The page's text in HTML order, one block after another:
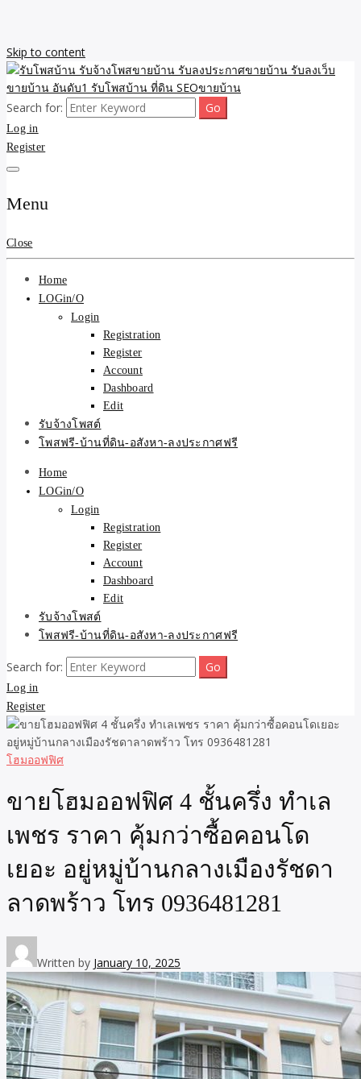
Skip to content
รับโพสบ้าน รับจ้างโพสขาย
บ้าน รับลงประกาศขายบ้าน
รับลงเว็บขายบ้าน อันดับ1
รับโพสบ้าน ที่ดิน SEOขาย
บ้าน
รับจ้างโพสขายบ้าน รับลงเว็บขายบ้าน รับโพสบ้าน รับลงประกาศขาย
บ้าน โพสบ้าน ขายที่ดิน SEO อสังหา ราคาถูก รับลงขายบ้าน
Search for:
Log in
Register
Menu
Close
Home
LOGin/O
Login
Registration
Register
Account
Dashboard
Edit
รับจ้างโพสต์
โพสฟรี-บ้านที่ดิน-อสังหา-ลงประกาศฟรี
Home
LOGin/O
Login
Registration
Register
Account
Dashboard
Edit
รับจ้างโพสต์
โพสฟรี-บ้านที่ดิน-อสังหา-ลงประกาศฟรี
Search for:
Log in
Register
โฮมออฟฟิศ
ขายโฮมออฟฟิศ 4 ชั้นครึ่ง ทำเล
เพชร ราคา คุ้มกว่าซื้อคอนโด
เยอะ อยู่หมู่บ้านกลางเมืองรัชดา
ลาดพร้าว โทร 0936481281
Written by January 10, 2025